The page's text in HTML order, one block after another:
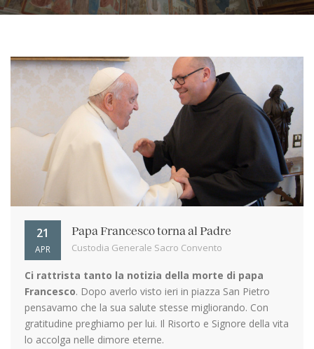
21
APR
Papa Francesco torna al Padre
Custodia Generale Sacro Convento
Ci rattrista tanto la notizia della morte di papa
Francesco. Dopo averlo visto ieri in piazza San Pietro
pensavamo che la sua salute stesse migliorando. Con
gratitudine preghiamo per lui. Il Risorto e Signore della vita
lo accolga nelle dimore eterne.